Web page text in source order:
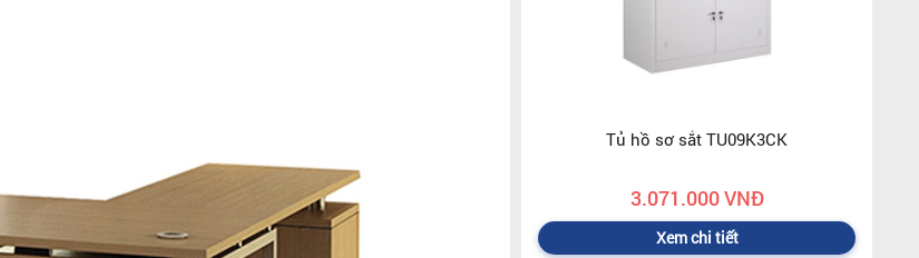
Tủ hồ sơ sắt TU09K3CK
3.071.000 VNĐ
Xem chi tiết